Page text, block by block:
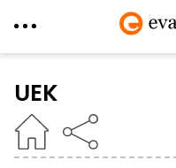
zum
Inhalt
UEK